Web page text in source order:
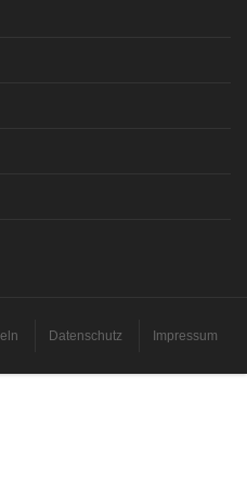
Datenschutz Impressum